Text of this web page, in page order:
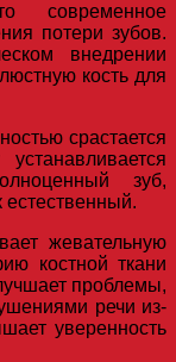
потери зубов.
внедрении
кость для
срастается
зуб,
естественный.
жевательную
костной ткани
проблемы,
речи из-
уверенность